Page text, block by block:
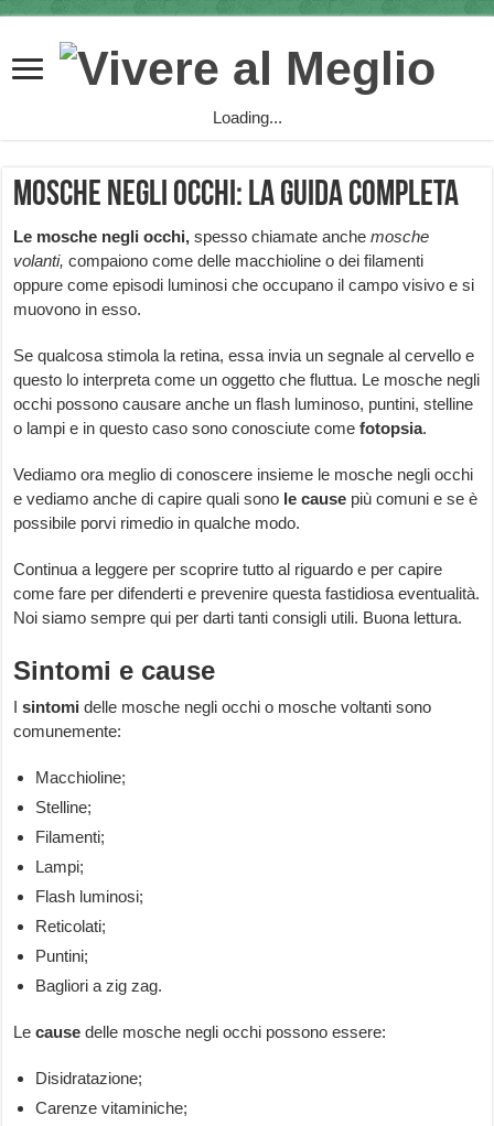
Loading...
Mosche negli occhi: la guida completa
Le mosche negli occhi,spesso chiamate anchemosche
volanti,compaiono come delle macchioline o dei filamenti
oppure come episodi luminosi che occupano il campo visivo e si
muovono in esso.
Se qualcosa stimola la retina, essa invia un segnale al cervello e
questo lo interpreta come un oggetto che fluttua. Le mosche negli
occhi possono causare anche un flash luminoso, puntini, stelline
o lampi e in questo caso sono conosciute comefotopsia.
Vediamo ora meglio di conoscere insieme le mosche negli occhi
e vediamo anche di capire quali sono le cause più comuni e se è
possibile porvi rimedio in qualche modo.
Continua a leggere per scoprire tutto al riguardo e per capire
come fare per difenderti e prevenire questa fastidiosa eventualità.
Noi siamo sempre qui per darti tanti consigli utili. Buona lettura.
Sintomi e cause
Isintomi delle mosche negli occhi o mosche voltanti sono
comunemente:
Macchioline;
Stelline;
Filamenti;
Lampi;
Flash luminosi;
Reticolati;
Puntini;
Bagliori a zig zag.
Lecause delle mosche negli occhi possono essere:
Disidratazione;
Carenze vitaminiche;